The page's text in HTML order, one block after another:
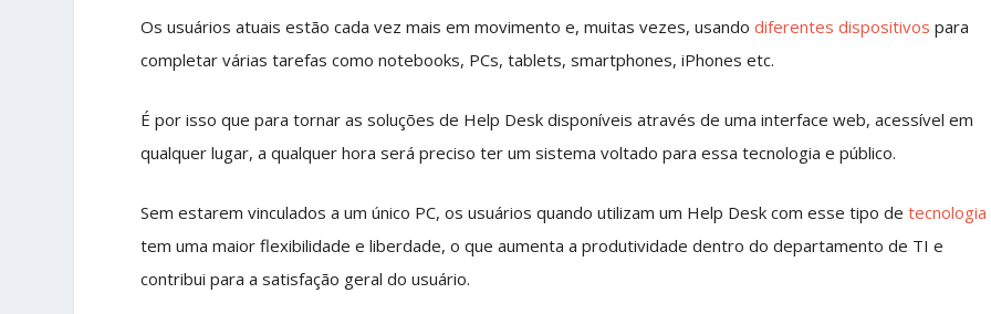
Os usuários atuais estão cada vez mais em movimento e, muitas vezes, usandodiferentes dispositivos para
completar várias tarefas como notebooks, PCs, tablets, smartphones, iPhones etc.
É por isso que para tornar as soluções de Help Desk disponíveis através de uma interface web, acessível em
qualquer lugar, a qualquer hora será preciso ter um sistema voltado para essa tecnologia e público.
Sem estarem vinculados a um único PC, os usuários quando utilizam um Help Desk com esse tipo detecnologia
tem uma maior flexibilidade e liberdade, o que aumenta a produtividade dentro do departamento de TI e
contribui para a satisfação geral do usuário.